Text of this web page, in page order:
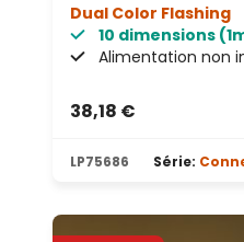
Dual Color Flashing
10 dimensions
Alimentation non
38,18 €
LP75686 Série: